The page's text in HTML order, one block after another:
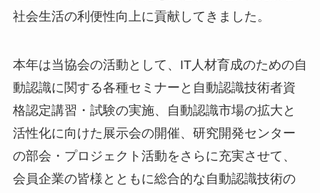
社会生活の利便性向上に貢献してきました。
本年は当協会の活動として、IT人材育成のための自
動認識に関する各種セミナーと自動認識技術者資
格認定講習・試験の実施、自動認識市場の拡大と
活性化に向けた展示会の開催、研究開発センター
の部会・プロジェクト活動をさらに充実させて、
会員企業の皆様とともに総合的な自動認識技術の